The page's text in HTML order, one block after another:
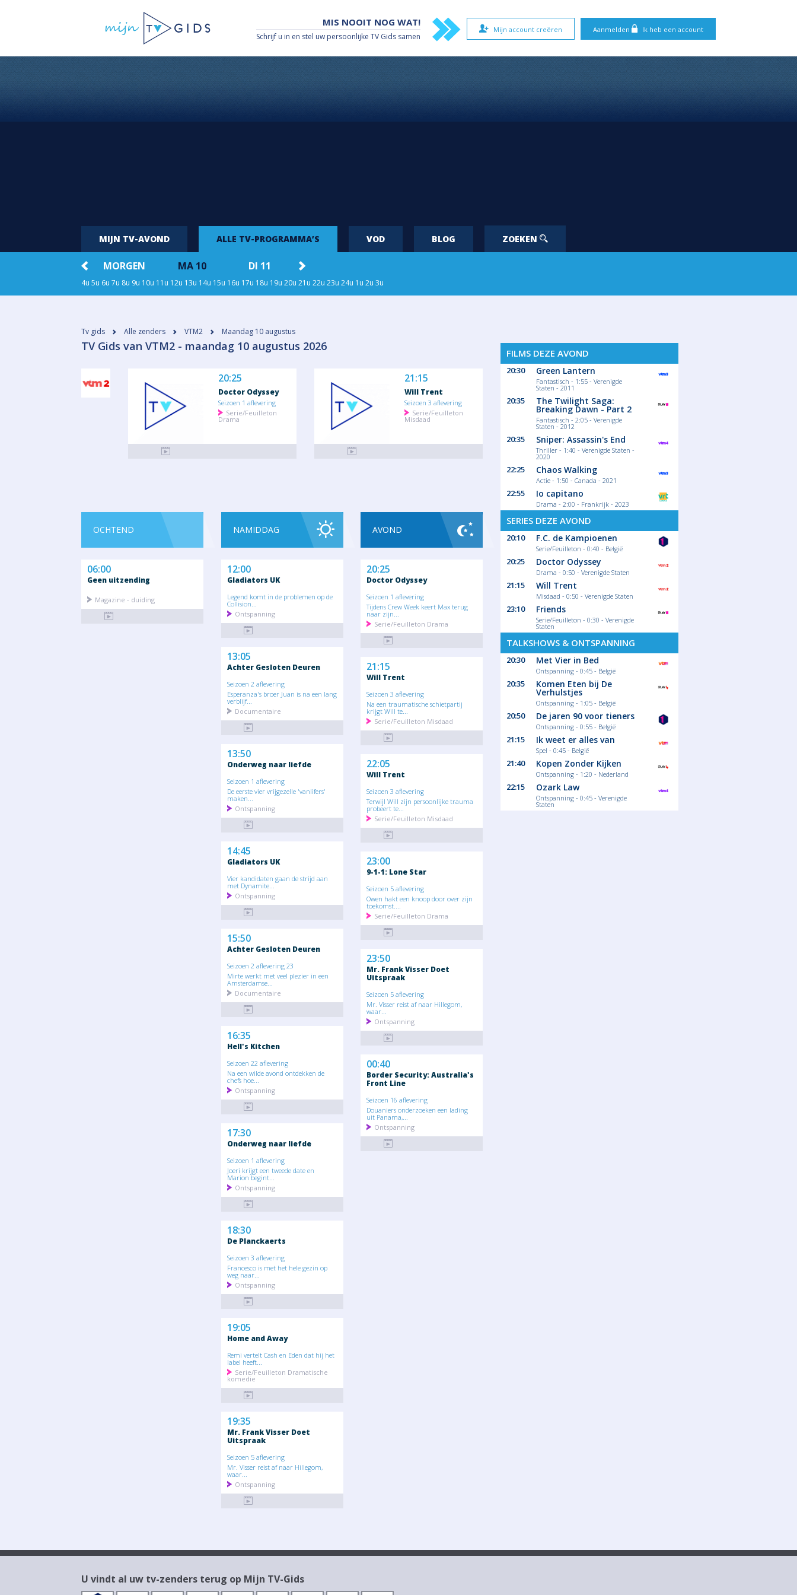
Aanmelden Ik heb een account
Mijn account creëren
MIS NOOIT NOG WAT!
Schrijf u in en stel uw persoonlijke TV Gids samen
MIJN TV-AVOND ALLE TV-PROGRAMMA’S VOD BLOG ZOEKEN
VANAVOND MORGEN MA 10 DI 11
4u 5u 6u 7u 8u 9u 10u 11u 12u 13u 14u 15u 16u 17u 18u 19u 20u 21u 22u 23u 24u 1u 2u 3u
Tv gids Alle zenders VTM2 Maandag 10 augustus
​TV Gids van VTM2 - maandag 10 augustus 2026
20:25
Doctor Odyssey
Seizoen 1 aflevering
Serie/Feuilleton
Drama
21:15
Will Trent
Seizoen 3 aflevering
Serie/Feuilleton
Misdaad
OCHTEND
06:00
Geen uitzending
Magazine - duiding
NAMIDDAG
12:00
Gladiators UK
Legend komt in de problemen op de
Collision...
Ontspanning
13:05
Achter Gesloten Deuren
Seizoen 2 aflevering
Esperanza's broer Juan is na een lang
verblijf...
Documentaire
13:50
Onderweg naar liefde
Seizoen 1 aflevering
De eerste vier vrijgezelle 'vanlifers'
maken...
Ontspanning
14:45
Gladiators UK
Vier kandidaten gaan de strijd aan
met Dynamite...
Ontspanning
15:50
Achter Gesloten Deuren
Seizoen 2 aflevering 23
Mirte werkt met veel plezier in een
Amsterdamse...
Documentaire
16:35
Hell's Kitchen
Seizoen 22 aflevering
Na een wilde avond ontdekken de
chefs hoe...
Ontspanning
17:30
Onderweg naar liefde
Seizoen 1 aflevering
Joeri krijgt een tweede date en
Marion begint...
Ontspanning
18:30
De Planckaerts
Seizoen 3 aflevering
Francesco is met het hele gezin op
weg naar...
Ontspanning
19:05
Home and Away
Remi vertelt Cash en Eden dat hij het
label heeft...
Serie/Feuilleton Dramatische
komedie
19:35
Mr. Frank Visser Doet
Uitspraak
Seizoen 5 aflevering
Mr. Visser reist af naar Hillegom,
waar...
Ontspanning
AVOND
20:25
Doctor Odyssey
Seizoen 1 aflevering
Tijdens Crew Week keert Max terug
naar zijn...
Serie/Feuilleton Drama
21:15
Will Trent
Seizoen 3 aflevering
Na een traumatische schietpartij
krijgt Will te...
Serie/Feuilleton Misdaad
22:05
Will Trent
Seizoen 3 aflevering
Terwijl Will zijn persoonlijke trauma
probeert te...
Serie/Feuilleton Misdaad
23:00
9-1-1: Lone Star
Seizoen 5 aflevering
Owen hakt een knoop door over zijn
toekomst....
Serie/Feuilleton Drama
23:50
Mr. Frank Visser Doet
Uitspraak
Seizoen 5 aflevering
Mr. Visser reist af naar Hillegom,
waar...
Ontspanning
00:40
Border Security: Australia's
Front Line
Seizoen 16 aflevering
Douaniers onderzoeken een lading
uit Panama,...
Ontspanning
FILMS DEZE AVOND
20:30 Green Lantern
Fantastisch - 1:55 - Verenigde
Staten - 2011
20:35 The Twilight Saga:
Breaking Dawn - Part 2
Fantastisch - 2:05 - Verenigde
Staten - 2012
20:35 Sniper: Assassin's End
Thriller - 1:40 - Verenigde Staten -
2020
22:25 Chaos Walking
Actie - 1:50 - Canada - 2021
22:55 Io capitano
Drama - 2:00 - Frankrijk - 2023
SERIES DEZE AVOND
20:10 F.C. de Kampioenen
Serie/Feuilleton - 0:40 - België
20:25 Doctor Odyssey
Drama - 0:50 - Verenigde Staten
21:15 Will Trent
Misdaad - 0:50 - Verenigde Staten
23:10 Friends
Serie/Feuilleton - 0:30 - Verenigde
Staten
TALKSHOWS & ONTSPANNING
20:30 Met Vier in Bed
Ontspanning - 0:45 - België
20:35 Komen Eten bij De
Verhulstjes
Ontspanning - 1:05 - België
20:50 De jaren 90 voor tieners
Ontspanning - 0:55 - België
21:15 Ik weet er alles van
Spel - 0:45 - België
21:40 Kopen Zonder Kijken
Ontspanning - 1:20 - Nederland
22:15 Ozark Law
Ontspanning - 0:45 - Verenigde
Staten
U vindt al uw tv-zenders terug op Mijn TV-Gids